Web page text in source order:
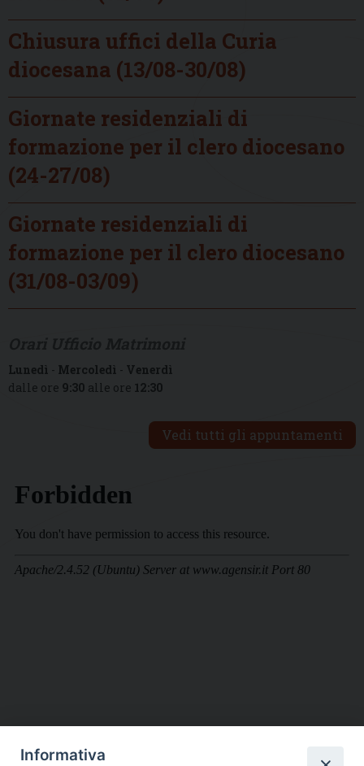
Chiusura uffici della Curia
diocesana (13/08-30/08)
Giornate residenziali di
formazione per il clero diocesano
(24-27/08)
Giornate residenziali di
formazione per il clero diocesano
(31/08-03/09)
Lunedì - Mercoledì - Venerdì
dalle ore 9:30 alle ore 12:30
Vedi tutti gli appuntamenti
Informativa